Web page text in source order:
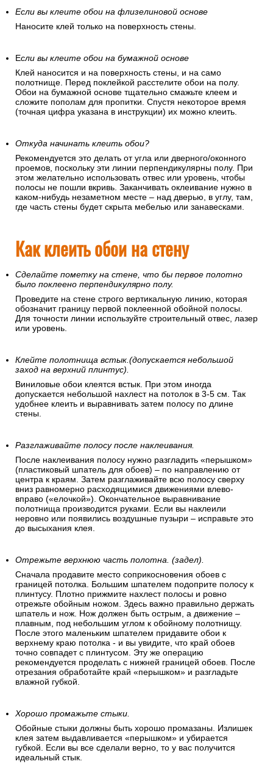
Если вы клеите обои на флизелиновой основе
Наносите клей только на поверхность стены.
Если вы клеите обои на бумажной основе
Клей наносится и на поверхность стены, и на само
полотнище. Перед поклейкой расстелите обои на полу.
Обои на бумажной основе тщательно смажьте клеем и
сложите пополам для пропитки. Спустя некоторое время
(точная цифра указана в инструкции) их можно клеить.
Откуда начинать клеить обои?
Рекомендуется это делать от угла или дверного/оконного
проемов, поскольку эти линии перпендикулярны полу. При
этом желательно использовать отвес или уровень, чтобы
полосы не пошли вкривь. Заканчивать оклеивание нужно в
каком-нибудь незаметном месте – над дверью, в углу, там,
где часть стены будет скрыта мебелью или занавесками.
Как клеить обои на стену
Сделайте пометку на стене, что бы первое полотно
было поклеено перпендикулярно полу.
Проведите на стене строго вертикальную линию, которая
обозначит границу первой поклеенной обойной полосы.
Для точности линии используйте строительный отвес, лазер
или уровень.
Клейте полотнища встык.(допускается небольшой
заход на верхний плинтус).
Виниловые обои клеятся встык. При этом иногда
допускается небольшой нахлест на потолок в 3-5 см. Так
удобнее клеить и выравнивать затем полосу по длине
стены.
Разглаживайте полосу после наклеивания.
После наклеивания полосу нужно разгладить «перышком»
(пластиковый шпатель для обоев) – по направлению от
центра к краям. Затем разглаживайте всю полосу сверху
вниз равномерно расходящимися движениями влево-
вправо («елочкой»). Окончательное выравнивание
полотнища производится руками. Если вы наклеили
неровно или появились воздушные пузыри – исправьте это
до высыхания клея.
Отрежьте верхнюю часть полотна. (задел).
Сначала продавите место соприкосновения обоев с
границей потолка. Большим шпателем подоприте полосу к
плинтусу. Плотно прижмите нахлест полосы и ровно
отрежьте обойным ножом. Здесь важно правильно держать
шпатель и нож. Нож должен быть острым, а движение –
плавным, под небольшим углом к обойному полотнищу.
После этого маленьким шпателем придавите обои к
верхнему краю потолка - и вы увидите, что край обоев
точно совпадет с плинтусом. Эту же операцию
рекомендуется проделать с нижней границей обоев. После
отрезания обработайте край «перышком» и разгладьте
влажной губкой.
Хорошо промажьте стыки.
Обойные стыки должны быть хорошо промазаны. Излишек
клея затем выдавливается «перышком» и убирается
губкой. Если вы все сделали верно, то у вас получится
идеальный стык.